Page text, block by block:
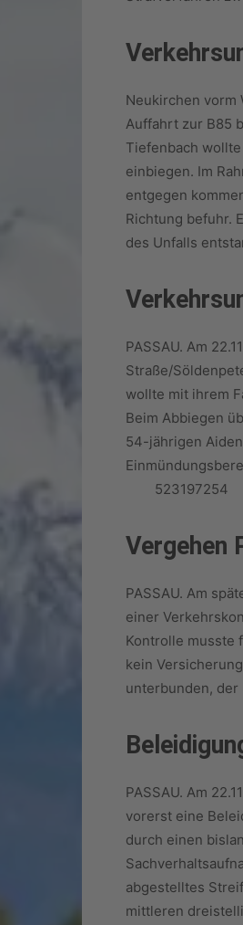
Neukirchen vorm
Auffahrt zur B85
Tiefenbach
einbiegen. Im
entgegen
Richtung befuhr.
des Unfalls
PASSAU. Am
Straße/
wollte mit ihrem
Beim Abbiegen
54-jährigen
523197254
Vergehen
PASSAU. Am
einer
Kontrolle musste
kein
unterbunden,
PASSAU. Am
vorerst eine
durch einen
abgestelltes
mittleren